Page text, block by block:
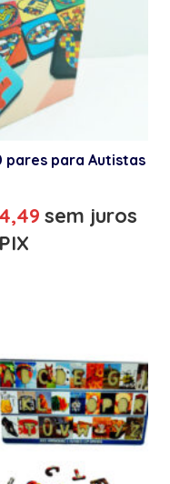
pares para Autistas
sem juros